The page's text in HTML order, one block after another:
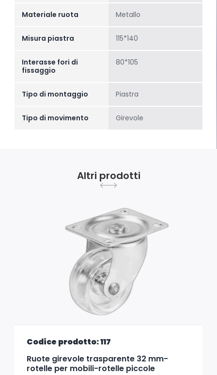
Materiale ruota Metallo
Misura piastra 115*140
Interasse fori di
fissaggio
80*105
Tipo di montaggio Piastra
Tipo di movimento Girevole
Altri prodotti
Codice prodotto: 117
Ruote girevole trasparente 32 mm-
rotelle per mobili-rotelle piccole